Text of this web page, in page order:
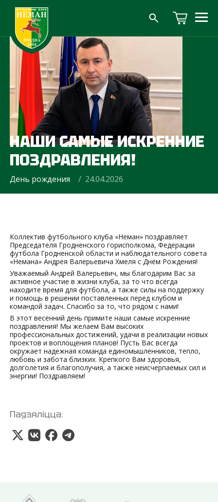
НАШИ САМЫЕ ИСКРЕННИЕ
ПОЗДРАВЛЕНИЯ!
День рождения / 24.04.2026
Коллектив футбольного клуба «Неман» поздравляет
Председателя Гродненского горисполкома, Федерации
футбола Гродненской области и наблюдательного совета
«Немана» Андрея Валерьевича Хмеля с Днём Рождения!
Уважаемый Андрей Валерьевич, мы благодарим Вас за
активное участие в жизни клуба, за то что всегда
находите время для футбола, а также силы на поддержку
и помощь в решении поставленных перед клубом и
командой задач. Спасибо за то, что рядом с нами!
В этот весенний день примите наши самые искренние
поздравления! Мы желаем Вам высоких
профессиональных достижений, удачи в реализации новых
проектов и воплощения планов! Пусть Вас всегда
окружает надежная команда единомышленников, тепло,
любовь и забота близких. Крепкого Вам здоровья,
долголетия и благополучия, а также неисчерпаемых сил и
энергии! Поздравляем!
Падзяліцца: